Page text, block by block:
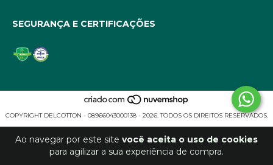
Ao navegar por este site você aceita o uso de cookies
para agilizar a sua experiência de compra.
SEGURANÇA E CERTIFICAÇÕES
COPYRIGHT DELCOTTON - 08966043000138 - 2026. TODOS OS DIREITOS RESERVADOS.